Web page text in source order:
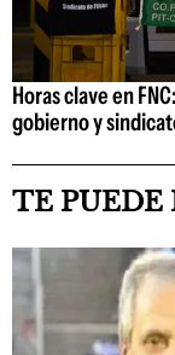
Horas clave en
gobierno y
TE PUEDE